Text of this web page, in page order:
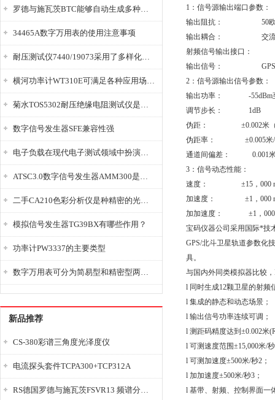
罗德与施瓦茨BTC能够自动生成多种音视频信号
34465A数字万用表的使用注意事项
耐压测试仪7440/19073采用了多样化的功能设计
横河功率计WT310E可满足各种应用场景的需求
菊水TOS5302耐压绝缘电阻测试仪是种重要的电气安全检测设备
数字信号发生器SFE兼容性强
电子负载在现代电子测试领域中扮演着重要的角色
ATSC3.0数字信号发生器AMM300是能够产生各种数字信号的电子设备
二手CA210色彩分析仪是种精密的光学测量仪器
模拟信号发生器TG39BX有哪些作用？
功率计PW3337的主要类型
数字万用表可分为简易型和精密型两大类
新品推荐
CS-380彩谱三角度光泽度仪
电流探头套件TCPA300+TCP312A
RS德国罗德与施瓦茨FSVR13 频谱分析仪
1：信号源输出端口参数：
输出阻抗： 50欧
输出耦合： 交流
射频信号输出接口：
输出信号： GPS L1
2：信号源输出信号参数：
输出功率： -55dBm至-
调节步长： 1dB
伪距： ±0.002米（
伪距率： ±0.005米/秒
通道间偏差： 0.001
3：信号动态性能：
速度： ±15，000
加速度： ±1，000
加加速度： ±1，
宝码仪器公司采用国际*技
GPS/北斗卫星轨道参数化
具。
与国内外同类模拟器比较
l 同时生成12颗卫星的射频
l 集成的静态和动态场景；
l 输出信号功率连续可调；
l 测距码精度达到±0.002米
l 可测速度范围±15,000米/
l 可测加速度±500米/秒2；
l 加加速度±500米/秒3；
l 基带、射频、控制界面一